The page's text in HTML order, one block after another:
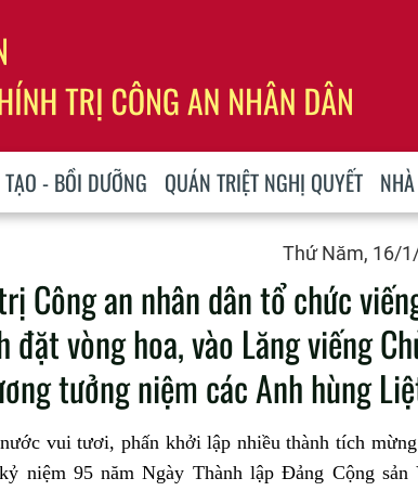
- BỒI DƯỠNG QUÁN TRIỆT NGHỊ QUYẾT
Thứ Năm, 16/
Công an nhân dân tổ chức
vòng hoa, vào Lăng viếng
tưởng niệm các Anh hùng
vui tươi, phấn khởi lập nhiều thành tích
niệm 95 năm Ngày Thành lập Đảng Cộng sản